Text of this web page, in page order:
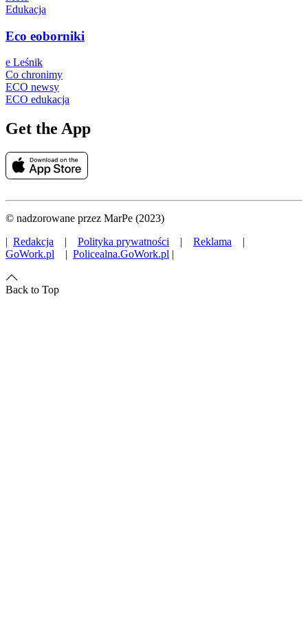
Edukacja
Eco eoborniki
e Leśnik
Co chronimy
ECO newsy
ECO edukacja
Get the App
© nadzorowane przez MarPe (2023)
| Redakcja | Polityka prywatności | Reklama |
GoWork.pl | Policealna.GoWork.pl |
Back to Top